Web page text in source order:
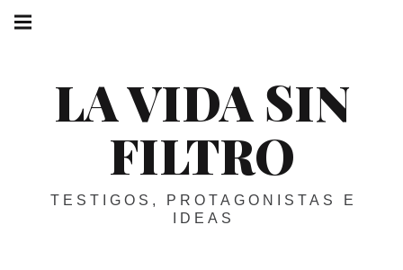
Skip
LA VIDA SIN
FILTRO
TESTIGOS, PROTAGONISTAS E
IDEAS
navigation